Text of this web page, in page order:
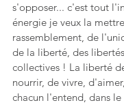
s'opposer... c'est tout
énergie je veux la
rassemblement, de
de la liberté, des
collectives ! La liberté
nourrir, de vivre,
chacun l'entend, dans